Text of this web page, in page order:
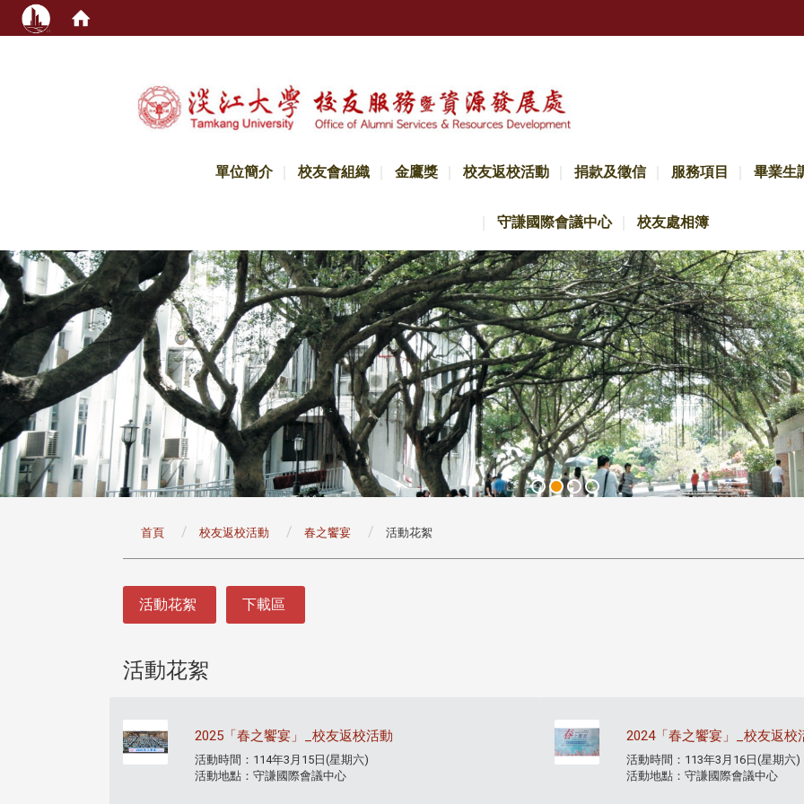
單位簡介 校友會組織 金鷹獎 校友返校活動 捐款及徵信 服務項目 畢業生
守謙國際會議中心 校友處相簿
首頁 校友返校活動 春之饗宴 活動花絮
活動花絮 下載區
活動花絮
2025「春之饗宴」_校友返校活動
活動時間：114年3月15日(星期六)
活動地點：守謙國際會議中心
2024「春之饗宴」_校友返校
活動時間：113年3月16日(星期六)
活動地點：守謙國際會議中心